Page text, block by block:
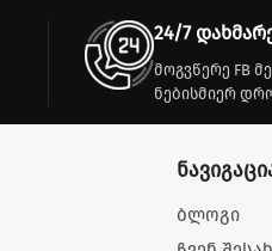
24/7
მოგვწერე FB
ნებისმიერ
ბლოგი